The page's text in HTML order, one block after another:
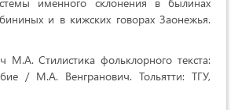
и в кижских говорах Заонежья.
М.А. Стилистика фольклорного текста:
/ М.А. Венгранович. Тольятти: ТГУ,